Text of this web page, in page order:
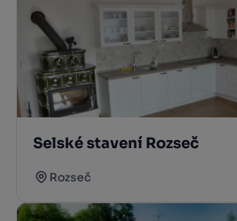
Selské stavení Rozseč
Rozseč